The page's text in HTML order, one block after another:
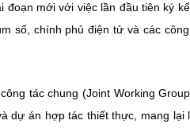
mới với việc lần đầu tiên ký
số, chính phủ điện tử và các
tác chung (Joint Working
dự án hợp tác thiết thực, mang lại